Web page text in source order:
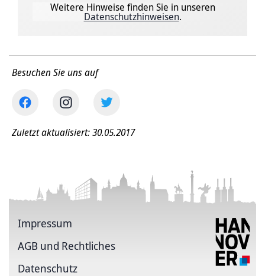
Weitere Hinweise finden Sie in unseren
Datenschutzhinweisen.
Besuchen Sie uns auf
Zuletzt aktualisiert: 30.05.2017
Impressum
AGB und Rechtliches
Datenschutz